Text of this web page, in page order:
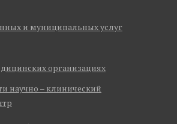
и муниципальных услуг
организациях
научно – клинический